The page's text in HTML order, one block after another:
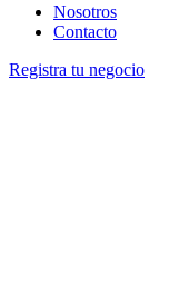
Nosotros
Contacto
Registra tu negocio